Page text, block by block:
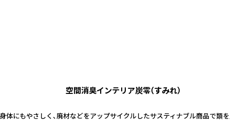
空間消臭インテリア炭零（すみれ）
体にもやさしく、廃材などをアップサイクルしたサスティナブル商品で類